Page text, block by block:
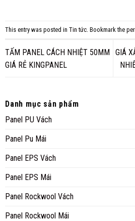
This entry was posted in Tin tức . Bookmark the
TẤM PANEL CÁCH NHIỆT 50MM
GIÁ RẺ KINGPANEL
GIÁ
Danh mục sản phẩm
Panel PU Vách
Panel Pu Mái
Panel EPS Vách
Panel EPS Mái
Panel Rockwool Vách
Panel Rockwool Mái